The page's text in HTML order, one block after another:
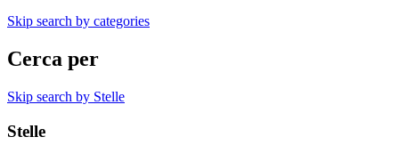
Skip search by categories
Cerca per
Skip search by Stelle
Stelle